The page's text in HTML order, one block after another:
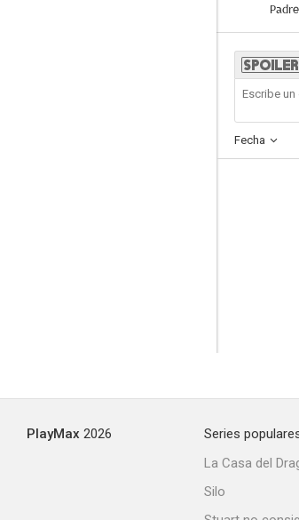
Fecha
PlayMax 2026
Series
La Casa del
Silo